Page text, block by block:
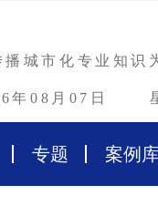
播城市化专业知识
年08月07日
专题 案例